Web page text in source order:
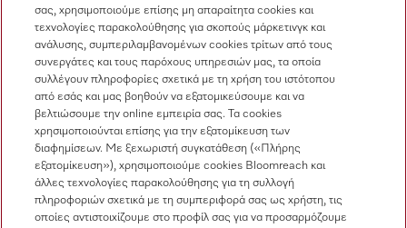
Επικοινωνία
Επισκόπηση επικοινωνίας
Πωλήσεις
210 6794444
Εξυπηρέτηση πελατών
210 6794444
σας, χρησιμοποιούμε επίσης μη απαραίτητα cookies και
τεχνολογίες παρακολούθησης για σκοπούς μάρκετινγκ και
ανάλυσης, συμπεριλαμβανομένων cookies τρίτων από τους
συνεργάτες και τους παρόχους υπηρεσιών μας, τα οποία
συλλέγουν πληροφορίες σχετικά με τη χρήση του ιστότοπου
από εσάς και μας βοηθούν να εξατομικεύσουμε και να
βελτιώσουμε την online εμπειρία σας. Τα cookies
χρησιμοποιούνται επίσης για την εξατομίκευση των
διαφημίσεων. Με ξεχωριστή συγκατάθεση («Πλήρης
εξατομίκευση»), χρησιμοποιούμε cookies Bloomreach και
άλλες τεχνολογίες παρακολούθησης για τη συλλογή
πληροφοριών σχετικά με τη συμπεριφορά σας ως χρήστη, τις
οποίες αντιστοιχίζουμε στο προφίλ σας για να προσαρμόζουμε